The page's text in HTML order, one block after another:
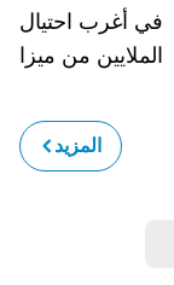
في أغرب احتيال..
الملايين من
المزيد